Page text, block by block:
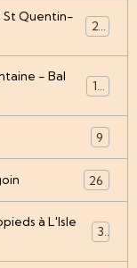
St Quentin-
22
- Bal
12
9
26
à L'Isle
3